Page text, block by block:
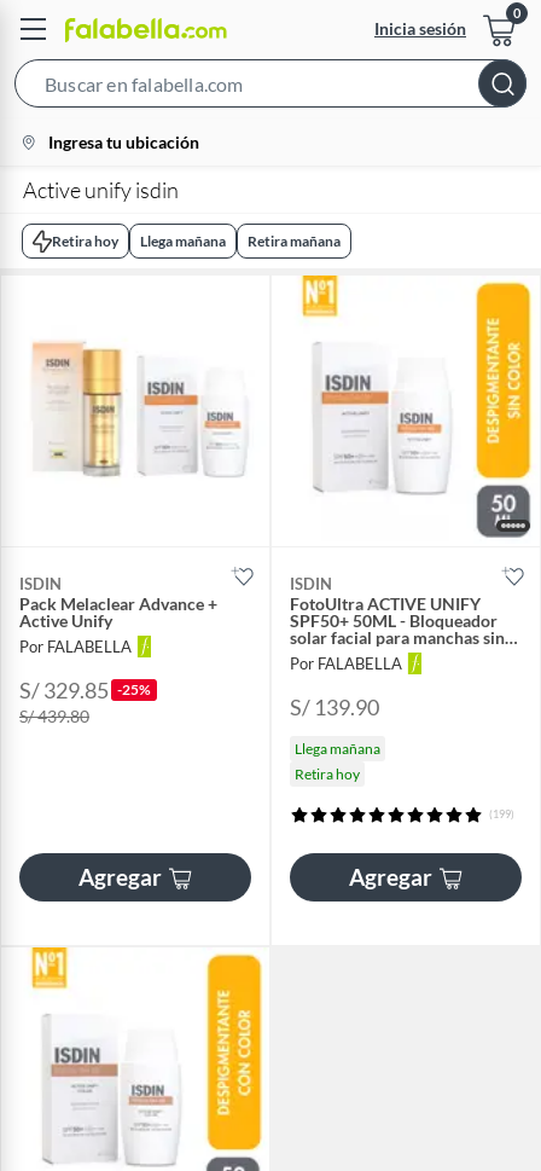
Inicia sesión
Bar
location-
icon
Ingresa tu ubicación
Active unify isdin
Retira hoy Llega mañana Retira mañana
ISDIN
Pack Melaclear Advance +
Active Unify
Por FALABELLA
S/ 329.85 -25%
S/ 439.80
Agregar
ISDIN
FotoUltra ACTIVE UNIFY
SPF50+ 50ML - Bloqueador
solar facial para manchas sin
color
Por FALABELLA
S/ 139.90
Llega mañana
Retira hoy
(199)
Agregar